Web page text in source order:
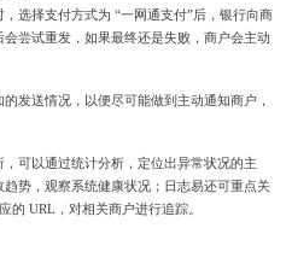
选择支付方式为 “一网通支付”后，银行向商
尝试重发，如果最终还是失败，商户会主动
发送情况，以便尽可能做到主动通知商户，
可以通过统计分析，定位出异常状况的主
势，观察系统健康状况；日志易还可重点关
的 URL，对相关商户进行追踪。